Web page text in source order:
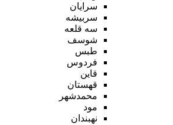
سرایان
سربیشه
سه قلعه
شوسف
طبس
فردوس
قاین
قهستان
محمدشهر
مود
نهبندان